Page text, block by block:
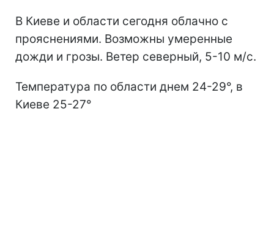
В Киеве и области сегодня облачно с
прояснениями. Возможны умеренные
дожди и грозы. Ветер северный, 5-10 м/с.
Температура по области днем 24-29°, в
Киеве 25-27°